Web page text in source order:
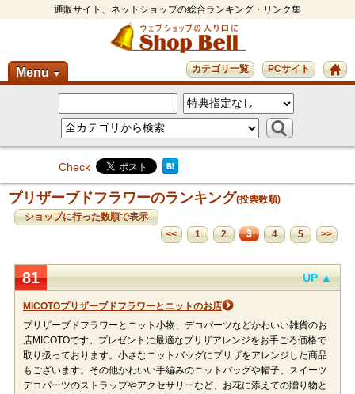
通販サイト、ネットショップの総合ランキング・リンク集
Menu ▼ PCサイト
カテゴリ一覧
Check
プリザーブドフラワーのランキング(投票数順)
ショップに行った数順で表示
<<
1 2 3 4 5 >>
81 UP ▲
MICOTOプリザーブドフラワーとニットのお店
プリザーブドフラワーとニット小物、デコパーツなどかわいい雑貨のお
店MICOTOです。プレゼントに最適なプリザアレンジをお手ごろ価格で
取り扱っております。小さなニットバッグにプリザをアレンジした商品
もございます。その他かわいい手編みのニットバッグや帽子、スイーツ
デコパーツのストラップやアクセサリーなど、お花に添えての贈り物と